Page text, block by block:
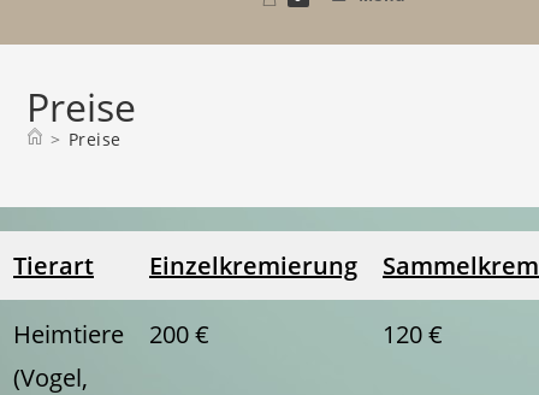
Preise
> Preise
Tierart Einzelkremierung
Heimtiere
(Vogel,
200 € 120 €